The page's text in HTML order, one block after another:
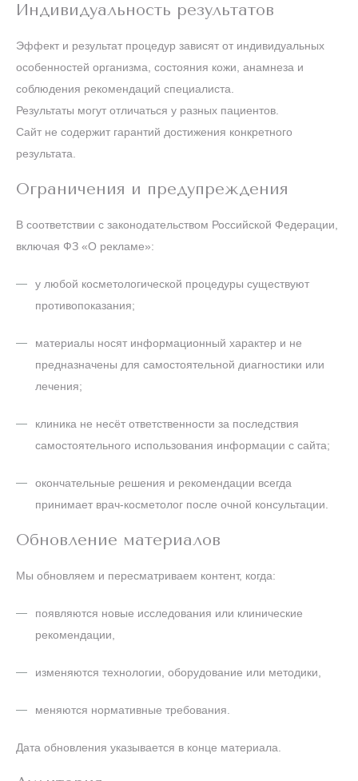
Индивидуальность результатов
Эффект и результат процедур зависят от индивидуальных
особенностей организма, состояния кожи, анамнеза и
соблюдения рекомендаций специалиста.
Результаты могут отличаться у разных пациентов.
Сайт не содержит гарантий достижения конкретного
результата.
Ограничения и предупреждения
В соответствии с законодательством Российской Федерации,
включая ФЗ «О рекламе»:
у любой косметологической процедуры существуют
противопоказания;
материалы носят информационный характер и не
предназначены для самостоятельной диагностики или
лечения;
клиника не несёт ответственности за последствия
самостоятельного использования информации с сайта;
окончательные решения и рекомендации всегда
принимает врач-косметолог после очной консультации.
Обновление материалов
Мы обновляем и пересматриваем контент, когда:
появляются новые исследования или клинические
рекомендации,
изменяются технологии, оборудование или методики,
меняются нормативные требования.
Дата обновления указывается в конце материала.